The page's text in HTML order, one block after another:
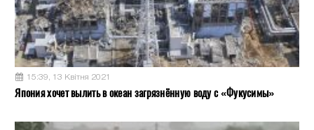
15:39, 13 Квітня 2021
Япония хочет вылить в океан загрязнённую воду с «Фукусимы»